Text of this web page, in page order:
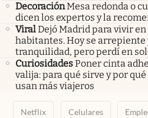
DecoraciónMesa redonda o
dicen los expertos y la
ViralDejó Madrid para vivir
habitantes. Hoy se arrepiente
tranquilidad, pero perdí en
CuriosidadesPoner cinta
valija: para qué sirve y por
usan más viajeros
Netflix Celulares